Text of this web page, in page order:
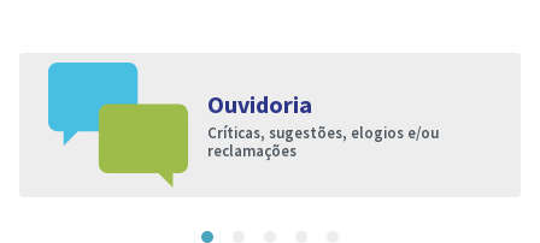
Ouvidoria
Críticas, sugestões, elogios e/ou
reclamações